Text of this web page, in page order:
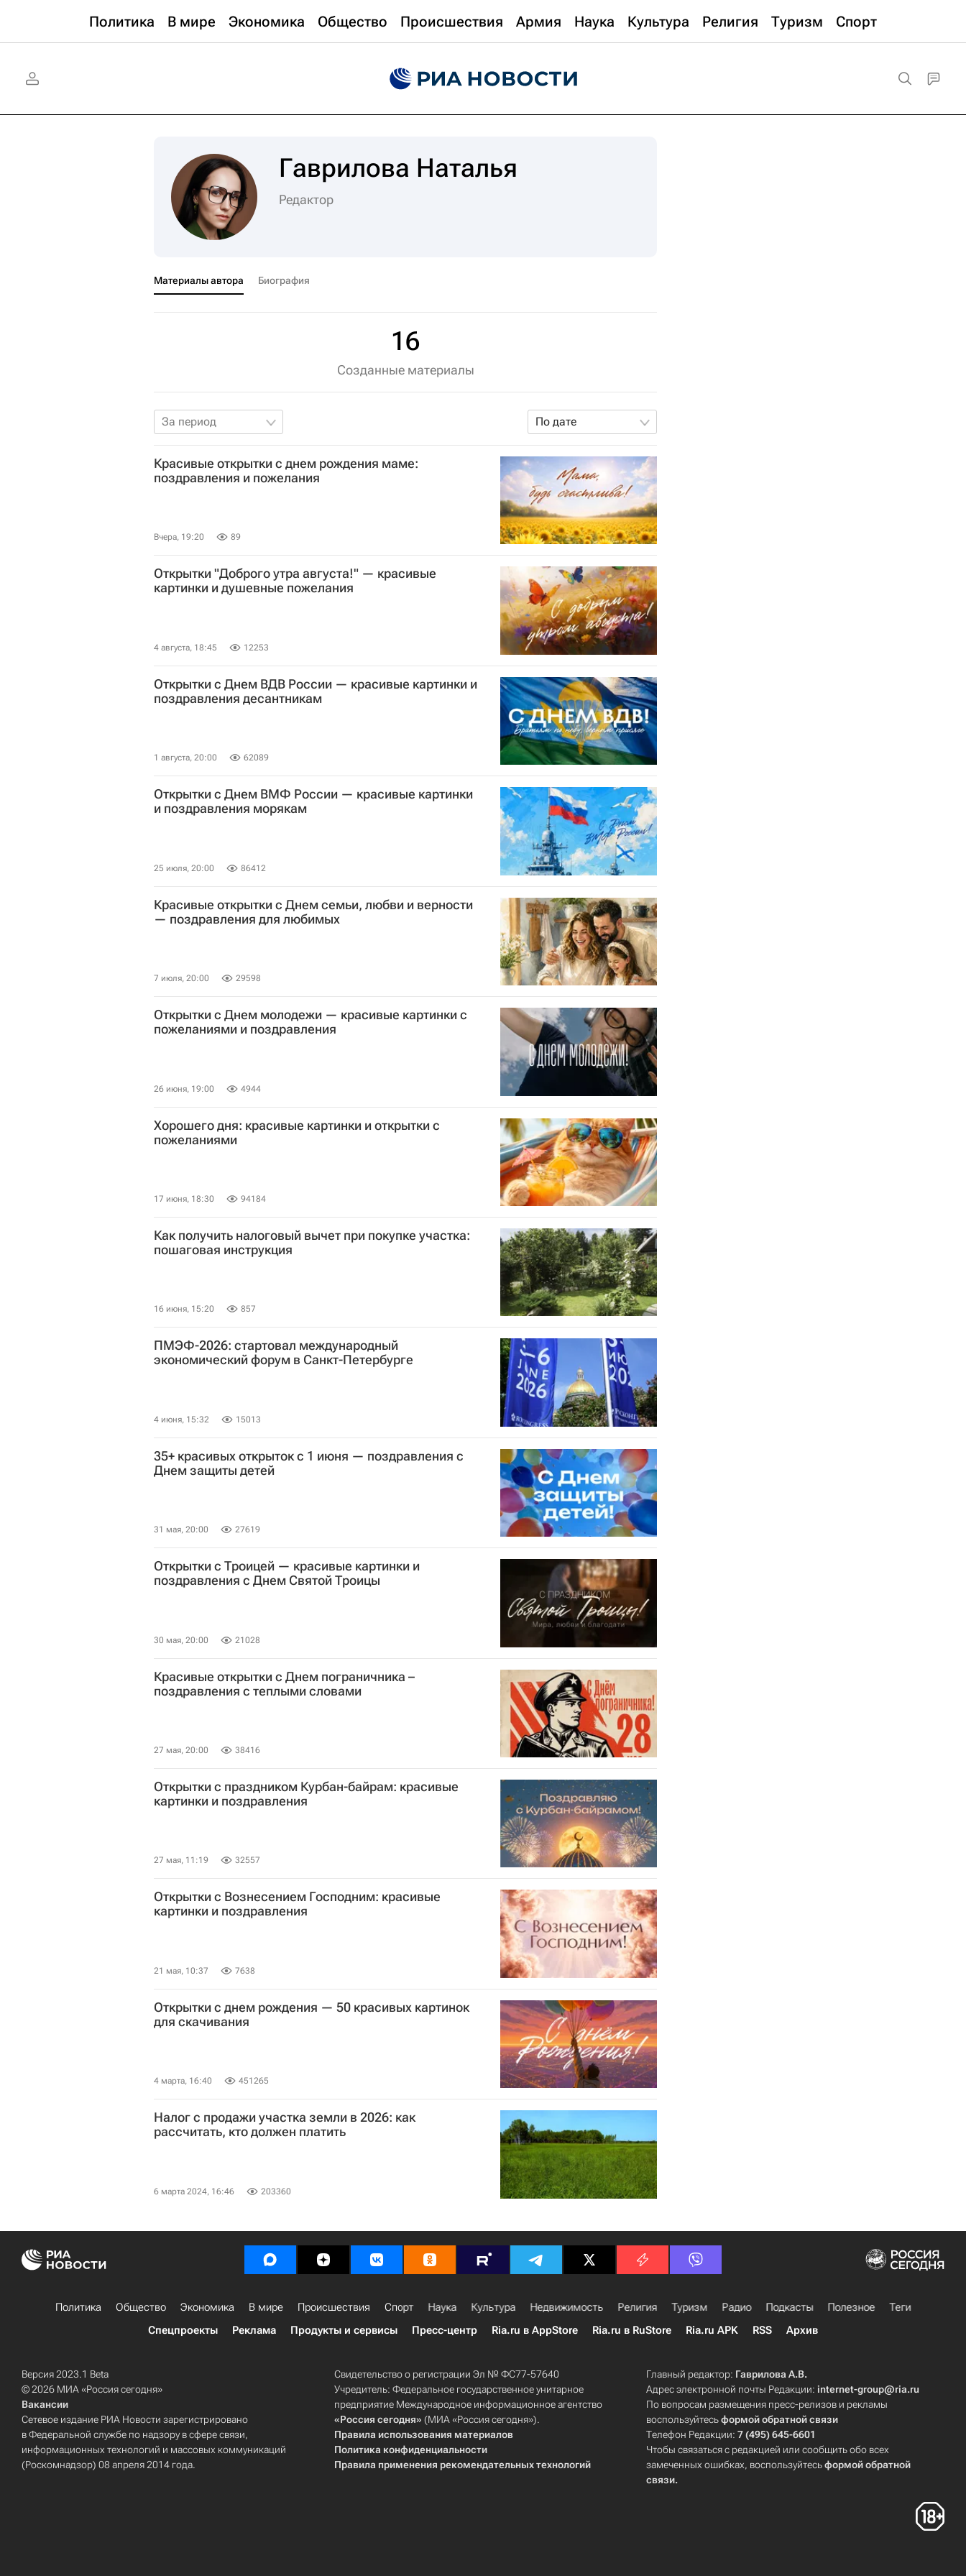
Политика В мире Экономика Общество Происшествия Армия Наука Культура Религия Туризм Спорт
Гаврилова Наталья
Редактор
Материалы автора Биография
16
Созданные материалы
За период По дате
Красивые открытки с днем рождения маме:
поздравления и пожелания
Вчера, 19:20 89
Открытки "Доброго утра августа!" — красивые
картинки и душевные пожелания
4 августа, 18:45 12253
Открытки с Днем ВДВ России — красивые картинки и
поздравления десантникам
1 августа, 20:00 62089
Открытки с Днем ВМФ России — красивые картинки
и поздравления морякам
25 июля, 20:00 86412
Красивые открытки с Днем семьи, любви и верности
— поздравления для любимых
7 июля, 20:00 29598
Открытки с Днем молодежи — красивые картинки с
пожеланиями и поздравления
26 июня, 19:00 4944
Хорошего дня: красивые картинки и открытки с
пожеланиями
17 июня, 18:30 94184
Как получить налоговый вычет при покупке участка:
пошаговая инструкция
16 июня, 15:20 857
ПМЭФ-2026: стартовал международный
экономический форум в Санкт-Петербурге
4 июня, 15:32 15013
35+ красивых открыток с 1 июня — поздравления с
Днем защиты детей
31 мая, 20:00 27619
Открытки с Троицей — красивые картинки и
поздравления с Днем Святой Троицы
30 мая, 20:00 21028
Красивые открытки с Днем пограничника –
поздравления с теплыми словами
27 мая, 20:00 38416
Открытки с праздником Курбан-байрам: красивые
картинки и поздравления
27 мая, 11:19 32557
Открытки с Вознесением Господним: красивые
картинки и поздравления
21 мая, 10:37 7638
Открытки с днем рождения — 50 красивых картинок
для скачивания
4 марта, 16:40 451265
Налог с продажи участка земли в 2026: как
рассчитать, кто должен платить
6 марта 2024, 16:46 203360
Политика Общество Экономика В мире Происшествия Спорт Наука Культура Недвижимость Религия Туризм Радио Подкасты Полезное
Теги
Спецпроекты
Реклама Продукты и сервисы Пресс-центр Ria.ru в AppStore Ria.ru в RuStore Ria.ru APK RSS Архив
Версия 2023.1 Beta
© 2026 МИА «Россия сегодня»
Вакансии
Сетевое издание РИА Новости зарегистрировано
в Федеральной службе по надзору в сфере связи,
информационных технологий и массовых коммуникаций
(Роскомнадзор) 08 апреля 2014 года.
Свидетельство о регистрации Эл № ФС77-57640
Учредитель: Федеральное государственное унитарное
предприятие Международное информационное агентство
«Россия сегодня» (МИА «Россия сегодня»).
Правила использования материалов
Политика конфиденциальности
Правила применения рекомендательных технологий
Главный редактор: Гаврилова А.В.
Адрес электронной почты Редакции:internet-group@ria.ru
По вопросам размещения пресс-релизов и рекламы
воспользуйтесьформой обратной связи
Телефон Редакции:7 (495) 645-6601
Чтобы связаться с редакцией или сообщить обо всех
замеченных ошибках, воспользуйтесьформой обратной
связи.